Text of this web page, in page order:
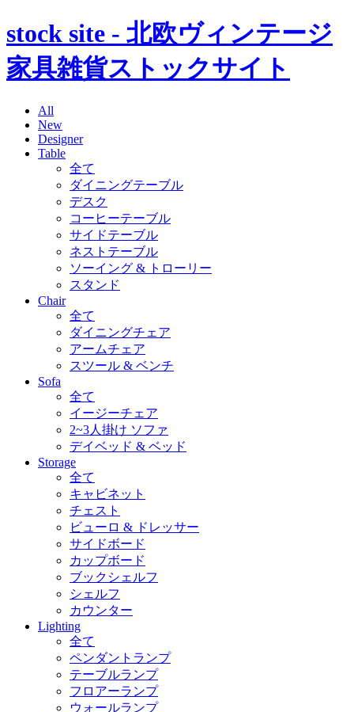
stock site - 北欧ヴィンテージ
家具雑貨ストックサイト
All
New
Designer
Table
全て
ダイニングテーブル
デスク
コーヒーテーブル
サイドテーブル
ネストテーブル
ソーイング & トローリー
スタンド
Chair
全て
ダイニングチェア
アームチェア
スツール & ベンチ
Sofa
全て
イージーチェア
2~3人掛け ソファ
デイベッド & ベッド
Storage
全て
キャビネット
チェスト
ビューロ & ドレッサー
サイドボード
カップボード
ブックシェルフ
シェルフ
カウンター
Lighting
全て
ペンダントランプ
テーブルランプ
フロアーランプ
ウォールランプ